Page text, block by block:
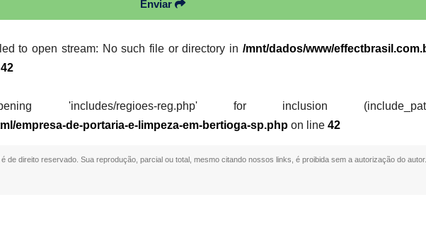
Enviar
to open stream: No such file or directory in /mnt/dados/www/
42
regioes-reg.php' for inclusion
empresa-de-portaria-e-limpeza-em-bertioga-sp.php on line42
de direito reservado. Sua reprodução, parcial ou total, mesmo citando nossos links, é proibida sem a autorização do